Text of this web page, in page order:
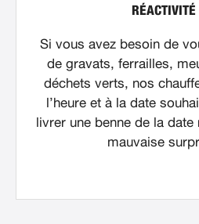
RÉACTIVITÉ
Si vous avez besoin de
de gravats, ferrailles,
déchets verts, nos
l’heure et à la date
livrer une benne de la
mauvaise